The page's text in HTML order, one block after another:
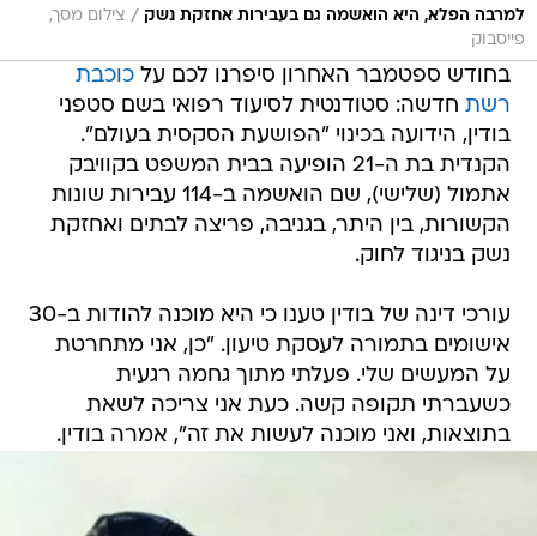
למרבה הפלא, היא הואשמה גם בעבירות אחזקת נשק / צילום מסך,
פייסבוק
בחודש ספטמבר האחרון סיפרנו לכם עלכוכבת
רשת חדשה: סטודנטית לסיעוד רפואי בשם סטפני
בודין, הידועה בכינוי "הפושעת הסקסית בעולם".
הקנדית בת ה-21 הופיעה בבית המשפט בקוויבק
אתמול (שלישי), שם הואשמה ב-114 עבירות שונות
הקשורות, בין היתר, בגניבה, פריצה לבתים ואחזקת
נשק בניגוד לחוק.
עורכי דינה של בודין טענו כי היא מוכנה להודות ב-30
אישומים בתמורה לעסקת טיעון. "כן, אני מתחרטת
על המעשים שלי. פעלתי מתוך גחמה רגעית
כשעברתי תקופה קשה. כעת אני צריכה לשאת
בתוצאות, ואני מוכנה לעשות את זה", אמרה בודין.